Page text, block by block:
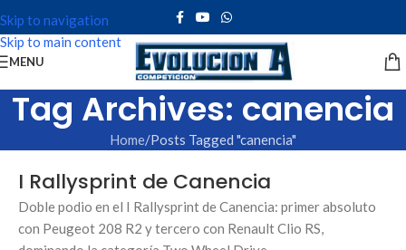
Skip to navigation
Skip to main content
MENU
Tag Archives: canencia
Home Posts Tagged "canencia"
I Rallysprint de Canencia
Doble podio en el I Rallysprint de Canencia: primer absoluto
con Peugeot 208 R2 y tercero con Renault Clio RS,